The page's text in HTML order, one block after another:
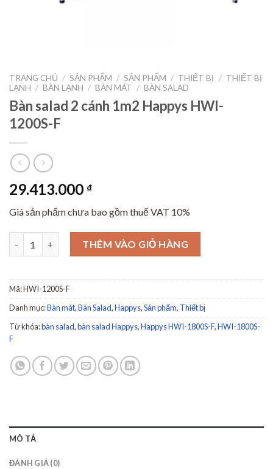
TRANG CHỦ / SẢN PHẨM / SẢN PHẨM / THIẾT BỊ / THIẾT BỊ
LẠNH / BÀN LẠNH / BÀN MÁT / BÀN SALAD
Bàn salad 2 cánh 1m2 Happys HWI-
1200S-F
29.413.000 ₫
Giá sản phẩm chưa bao gồm thuế VAT 10%
Bàn salad 2 cánh 1m2 Happys HWI-1200S-F số lượng
THÊM VÀO GIỎ HÀNG
Mã:HWI-1200S-F
Danh mục:Bàn mát,Bàn Salad,Happys,Sản phẩm, Thiết bị
Từ khóa:bàn salad,bàn salad Happys,Happys HWI-1800S-F,HWI-1800S-
F
MÔ TẢ
ĐÁNH GIÁ (0)